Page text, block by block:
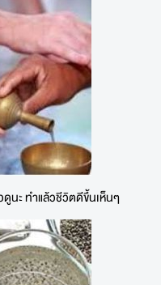
นะ ทำแล้วชีวิตดีขึ้นเห็นๆ